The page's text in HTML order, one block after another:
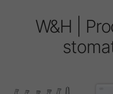
W&H |